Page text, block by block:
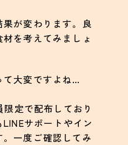
が変わります。良
を考えてみましょ
て大変ですよね…
定で配布しており
サポートやイン
一度ご確認してみ